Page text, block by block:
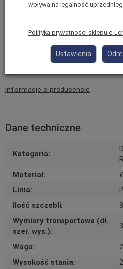
Informacje o producencie
Dane techniczne
Kategoria:
Materiał:
Linia:
Ilość szczebli:
8
Wymiary transportowe (dł.
szer. wys.):
Waga:
Wysokość stania:
wpływa na legalność
Polityka prywatności sklepu e-
Ustawienia